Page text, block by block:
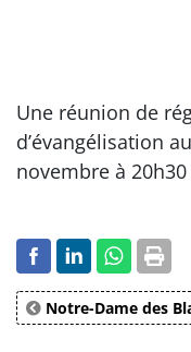
Une réunion de
d’évangélisation
novembre à
Notre-Dame des